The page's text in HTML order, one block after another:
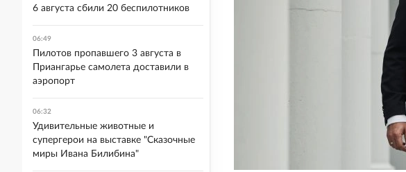
6 августа сбили 20 беспилотников
06:49
Пилотов пропавшего 3 августа в
Приангарье самолета доставили в
аэропорт
06:32
Удивительные животные и
супергерои на выставке "Сказочные
миры Ивана Билибина"